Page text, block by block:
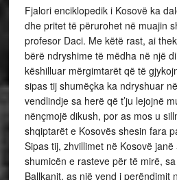
Fjalori enciklopedik i Kosovë ka
dhe pritet të përurohet në muajin
profesor Daci. Me këtë rast, ai
bërë ndryshime të mëdha në një
këshilluar mërgimtarët që të
sipas tij shumëçka ka ndryshuar
vendlindje sa herë që t’ju lejojnë
nënçmojë dikush, por as mos u
shqiptarët e Kosovës shesin fara
Sipas tij, zhvillimet në Kosovë
shumicën e rasteve për të mirë,
Ballkanit, as një vend i perëndimit